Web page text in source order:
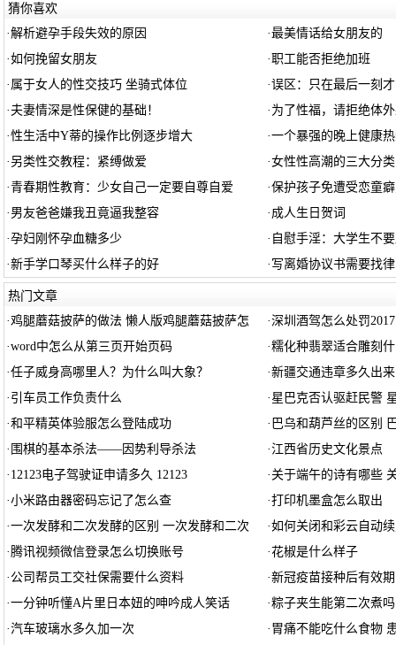
猜你喜欢
·解析避孕手段失效的原因 ·最美情话给女朋友的
·如何挽留女朋友 ·职工能否拒绝加班
· 属于女人的性交技巧 坐骑式体位 ·误区：只在最后一刻
· 夫妻情深是性保健的基础！ · 为了性福，请拒绝体
·性生活中Y蒂的操作比例逐步增大 ·一个暴强的晚上健康
· 另类性交教程：紧缚做爱 ·女性性高潮的三大分类
·青春期性教育：少女自己一定要自尊自爱 ·保护孩子免遭受恋童
· 男友爸爸嫌我丑竟逼我整容 · 成人生日贺词
·孕妇刚怀孕血糖多少 · 自慰手淫：大学生不
·新手学口琴买什么样子的好 · 写离婚协议书需要找
热门文章
·鸡腿蘑菇披萨的做法 懒人版鸡腿蘑菇披萨怎 ·深圳酒驾怎么处罚2017
·word中怎么从第三页开始页码 ·糯化种翡翠适合雕刻
·任子威身高哪里人？为什么叫大象？ ·新疆交通违章多久出来
· 引车员工作负责什么 · 星巴克否认驱赶民警
·和平精英体验服怎么登陆成功 · 巴乌和葫芦丝的区别
· 围棋的基本杀法——因势利导杀法 ·江西省历史文化景点
· 12123电子驾驶证申请多久 12123 · 关于端午的诗有哪些
·小米路由器密码忘记了怎么查 ·打印机墨盒怎么取出
·一次发酵和二次发酵的区别 一次发酵和二次 ·如何关闭和彩云自动
·腾讯视频微信登录怎么切换账号 ·花椒是什么样子
· 公司帮员工交社保需要什么资料 ·新冠疫苗接种后有效
·一分钟听懂A片里日本妞的呻吟成人笑话 ·粽子夹生能第二次煮
·汽车玻璃水多久加一次 · 胃痛不能吃什么食物